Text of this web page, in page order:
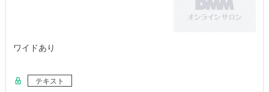
ワイドあり
テキスト